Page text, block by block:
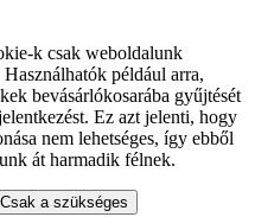
k csak weboldalunk
például arra,
bevásárlókosarába gyűjtését
Ez azt jelenti, hogy
nem lehetséges, így ebből
át harmadik félnek.
Csak a szükséges